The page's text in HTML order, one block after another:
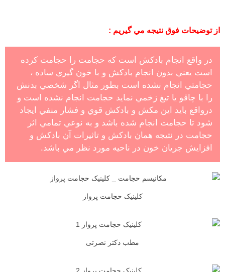
از توضيحات فوق نتيجه مي گيريم :
در واقع انجام بادكش است كه حجامت را حجامت كرده
است يعني بدون انجام بادكش و با خون گيري ساده ،
حجامتي انجام نشده است بطور مثال اگر شخصي بدنش
را با چاقو يا تيغ زخمي نمايد حجامت انجام نشده است و
درواقع بايد اين مكش و بادكش قوي و فشار منفي ايجاد
شود تا حجامت انجام شده باشد و به نوعي تمامي اثر
حجامت در نتيجه همان بادكش و تاثيرات آن بادكش و
افزايش جريان خون در ناحيه مورد نظر مي باشد.
کلینیک حجامت پرواز
مطب دکتر نصرتی